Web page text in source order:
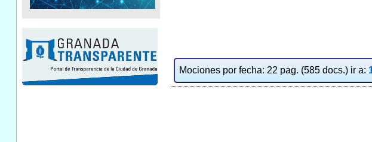
Mociones por fecha: 22 pag. (585 docs.) ir a: